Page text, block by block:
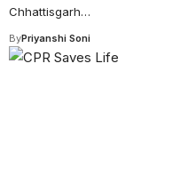
Chhattisgarh…
ByPriyanshi Soni